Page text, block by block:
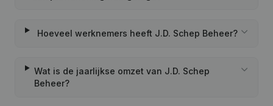
Hoeveel werknemers heeft J.D. Schep Beheer?
Wat is de jaarlijkse omzet van J.D. Schep
Beheer?